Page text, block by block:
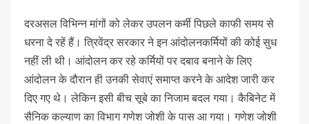
दरअसल विभिन्न मांगों को लेकर उपलन कर्मी पिछले काफी समय से
धरना दे रहें हैं। त्रिवेंद्र सरकार ने इन आंदोलनकर्मियों की कोई सुध
नहीं ली थी। आंदोलन कर रहे कर्मियों पर दबाव बनाने के लिए
आंदोलन के दौरान ही उनकी सेवाएं समाप्त करने के आदेश जारी कर
दिए गए थे। लेकिन इसी बीच सूबे का निजाम बदल गया। कैबिनेट में
सैनिक कल्याण का विभाग गणेश जोशी के पास आ गया। गणेश जोशी